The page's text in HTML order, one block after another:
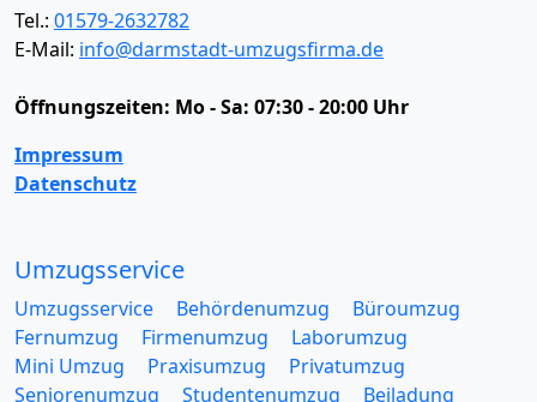
Tel.: 01579-2632782
E-Mail: info@darmstadt-umzugsfirma.de
Öffnungszeiten: Mo - Sa: 07:30 - 20:00 Uhr
Impressum
Datenschutz
Umzugsservice
Umzugsservice Behördenumzug
Büroumzug
Fernumzug
Firmenumzug
Laborumzug
Mini Umzug
Praxisumzug
Privatumzug
Seniorenumzug
Studentenumzug
Beiladung